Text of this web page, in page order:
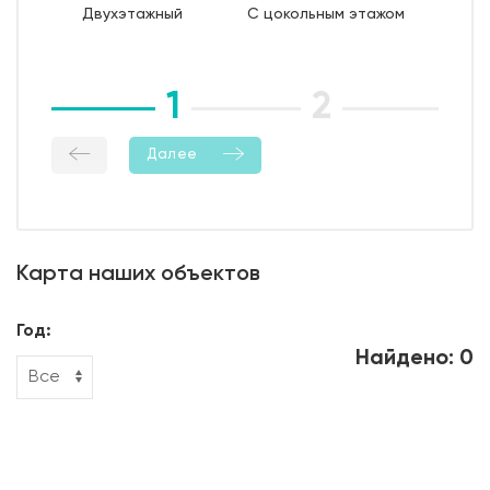
влажностный режима);
Двухэтажный С цокольным этажом
1 2
Далее
Карта наших объектов
Год:
Найдено: 0